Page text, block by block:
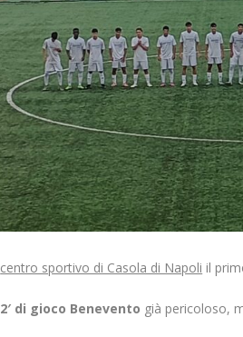
centro sportivo di Casola di Napoli il
2′ di gioco Benevento già pericoloso,